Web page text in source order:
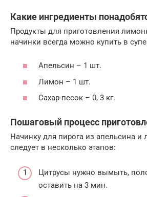
Какие ингредиенты
Продукты для приготовления
начинки всегда можно купить в
Апельсин – 1 шт.
Лимон – 1 шт.
Сахар-песок – 0, 3 кг.
Пошаговый процесс
Начинку для пирога из апельсина и
следует в несколько этапов:
Цитрусы нужно вымыть,
оставить на 3 мин.